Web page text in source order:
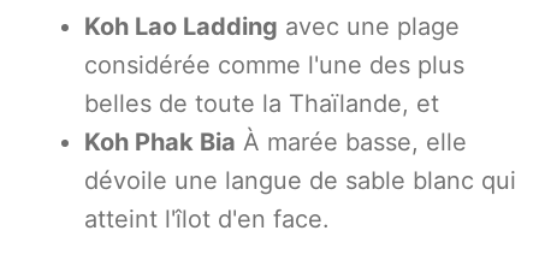
Koh Lao Ladding avec une plage
considérée comme l'une des plus
belles de toute la Thaïlande, et
Koh Phak Bia À marée basse, elle
dévoile une langue de sable blanc qui
atteint l'îlot d'en face.